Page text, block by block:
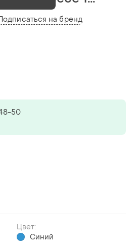
на бренд
50
Цвет:
Синий